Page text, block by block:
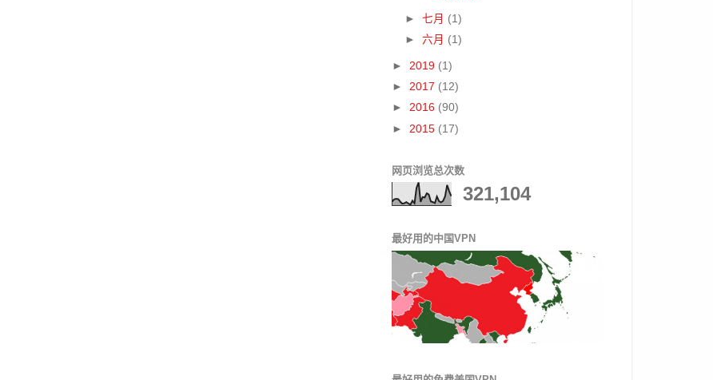
►七月 (1)
►六月 (1)
► 2019 (1)
► 2017 (12)
► 2016 (90)
► 2015 (17)
网页浏览总次数
321,104
最好用的中国VPN